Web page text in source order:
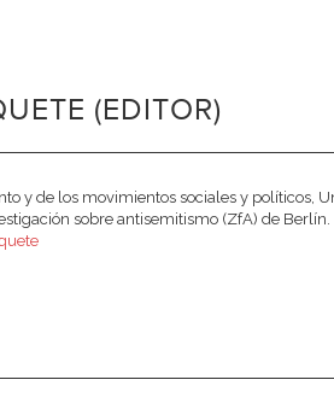
(EDITOR)
y de los movimientos sociales y políticos,
sobre antisemitismo (ZfA) de